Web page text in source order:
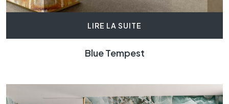
LIRE LA SUITE
Blue Tempest